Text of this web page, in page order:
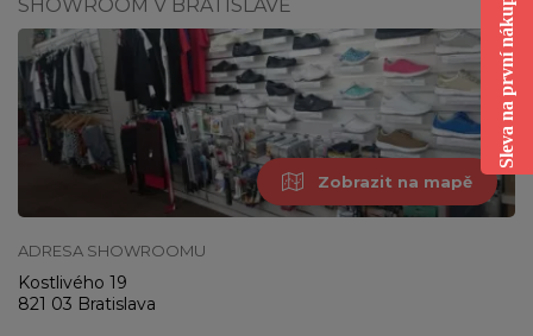
SHOWROOM V BRATISLAVĚ
Zobrazit na mapě
ADRESA SHOWROOMU
Kostlivého 19
821 03 Bratislava
Sleva na první nákup